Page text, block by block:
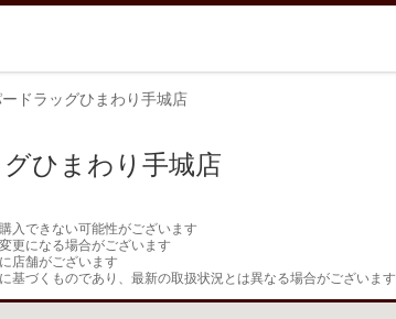
ードラッグひまわり手城店
ひまわり手城店
入できない可能性がございます
更になる場合がございます
店舗がございます
基づくものであり、最新の取扱状況とは異なる場合がございます